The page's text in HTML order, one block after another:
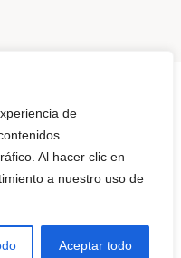
de
Al hacer clic en
a nuestro uso de
Aceptar todo
puedo usarlo?
mente Contáctanos